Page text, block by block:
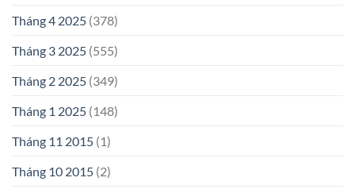
Tháng 4 2025 (378)
Tháng 3 2025 (555)
Tháng 2 2025 (349)
Tháng 1 2025 (148)
Tháng 11 2015 (1)
Tháng 10 2015 (2)